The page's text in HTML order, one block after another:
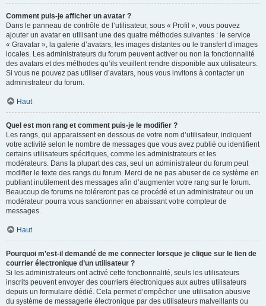
Comment puis-je afficher un avatar ?
Dans le panneau de contrôle de l’utilisateur, sous « Profil », vous pouvez
ajouter un avatar en utilisant une des quatre méthodes suivantes : le service
« Gravatar », la galerie d’avatars, les images distantes ou le transfert d’images
locales. Les administrateurs du forum peuvent activer ou non la fonctionnalité
des avatars et des méthodes qu’ils veuillent rendre disponible aux utilisateurs.
Si vous ne pouvez pas utiliser d’avatars, nous vous invitons à contacter un
administrateur du forum.
Haut
Quel est mon rang et comment puis-je le modifier ?
Les rangs, qui apparaissent en dessous de votre nom d’utilisateur, indiquent
votre activité selon le nombre de messages que vous avez publié ou identifient
certains utilisateurs spécifiques, comme les administrateurs et les
modérateurs. Dans la plupart des cas, seul un administrateur du forum peut
modifier le texte des rangs du forum. Merci de ne pas abuser de ce système en
publiant inutilement des messages afin d’augmenter votre rang sur le forum.
Beaucoup de forums ne toléreront pas ce procédé et un administrateur ou un
modérateur pourra vous sanctionner en abaissant votre compteur de
messages.
Haut
Pourquoi m’est-il demandé de me connecter lorsque je clique sur le lien de
courrier électronique d’un utilisateur ?
Si les administrateurs ont activé cette fonctionnalité, seuls les utilisateurs
inscrits peuvent envoyer des courriers électroniques aux autres utilisateurs
depuis un formulaire dédié. Cela permet d’empêcher une utilisation abusive
du système de messagerie électronique par des utilisateurs malveillants ou